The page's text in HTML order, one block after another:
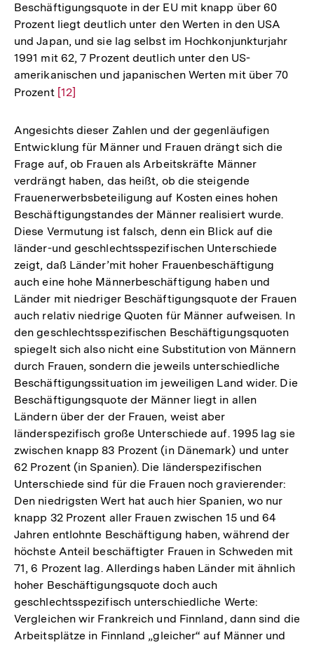
Beschäftigungsquote in der EU mit knapp über 60
Prozent liegt deutlich unter den Werten in den USA
und Japan, und sie lag selbst im Hochkonjunkturjahr
1991 mit 62, 7 Prozent deutlich unter den US-
amerikanischen und japanischen Werten mit über 70
Prozent Zur
der
Fußnote
[12]
Angesichts dieser Zahlen und der gegenläufigen
Entwicklung für Männer und Frauen drängt sich die
Frage auf, ob Frauen als Arbeitskräfte Männer
verdrängt haben, das heißt, ob die steigende
Frauenerwerbsbeteiligung auf Kosten eines hohen
Beschäftigungstandes der Männer realisiert wurde.
Diese Vermutung ist falsch, denn ein Blick auf die
länder-und geschlechtsspezifischen Unterschiede
zeigt, daß Länder’mit hoher Frauenbeschäftigung
auch eine hohe Männerbeschäftigung haben und
Länder mit niedriger Beschäftigungsquote der Frauen
auch relativ niedrige Quoten für Männer aufweisen. In
den geschlechtsspezifischen Beschäftigungsquoten
spiegelt sich also nicht eine Substitution von Männern
durch Frauen, sondern die jeweils unterschiedliche
Beschäftigungssituation im jeweiligen Land wider. Die
Beschäftigungsquote der Männer liegt in allen
Ländern über der der Frauen, weist aber
länderspezifisch große Unterschiede auf. 1995 lag sie
zwischen knapp 83 Prozent (in Dänemark) und unter
62 Prozent (in Spanien). Die länderspezifischen
Unterschiede sind für die Frauen noch gravierender:
Den niedrigsten Wert hat auch hier Spanien, wo nur
knapp 32 Prozent aller Frauen zwischen 15 und 64
Jahren entlohnte Beschäftigung haben, während der
höchste Anteil beschäftigter Frauen in Schweden mit
71, 6 Prozent lag. Allerdings haben Länder mit ähnlich
hoher Beschäftigungsquote doch auch
geschlechtsspezifisch unterschiedliche Werte:
Vergleichen wir Frankreich und Finnland, dann sind die
Arbeitsplätze in Finnland „gleicher“ auf Männer und